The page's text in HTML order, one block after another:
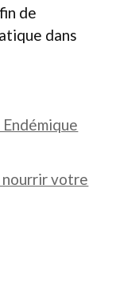
de
dans
nourrir votre